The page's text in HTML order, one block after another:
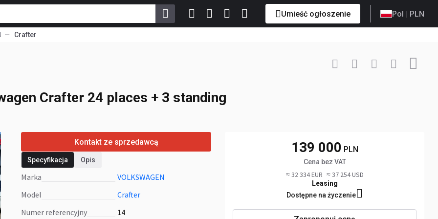
Umieść ogłoszenie Pol | PLN
Crafter
+48 501 ... Pokaż
Crafter 24 places + 3 standing
Kontakt ze sprzedawcą
Specyfikacja Opis
Marka
VOLKSWAGEN
Model
Crafter
Numer referencyjny
14
139 000 PLN
Cena bez VAT
≈ 32 334 EUR ≈ 37 254 USD
Leasing
Dostępne na życzenie